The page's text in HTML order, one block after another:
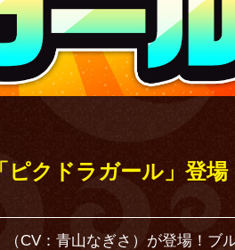
クドラガール」登場
CV：青山なぎさ）が登場！ブ